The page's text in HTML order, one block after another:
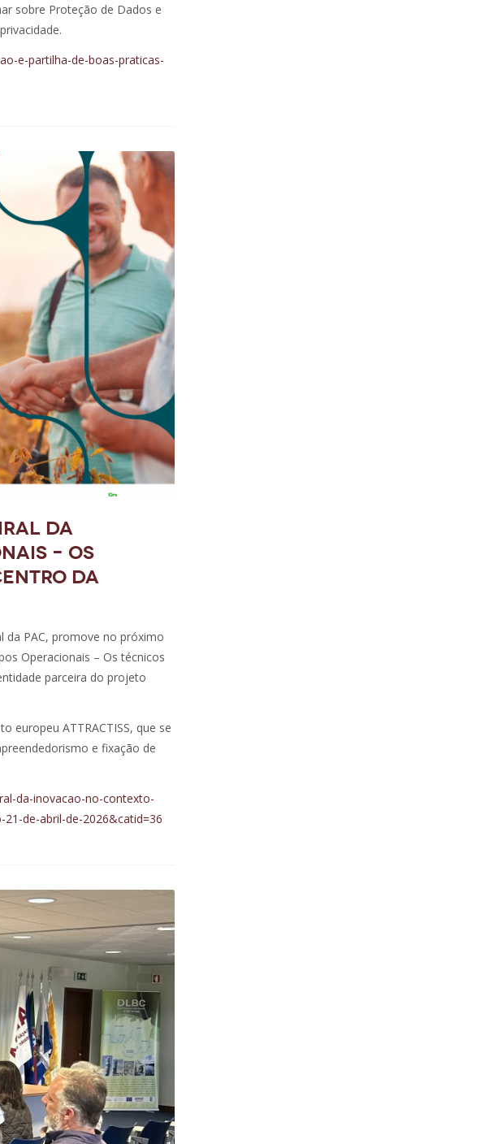
sobre Proteção de Dados e
e-partilha-de-boas-praticas-
da
– Os
da
da PAC, promove no próximo
Operacionais – Os técnicos
parceira do projeto
europeu ATTRACTISS, que se
e fixação de
da-inovacao-no-contexto-
de-abril-de-2026&catid=36